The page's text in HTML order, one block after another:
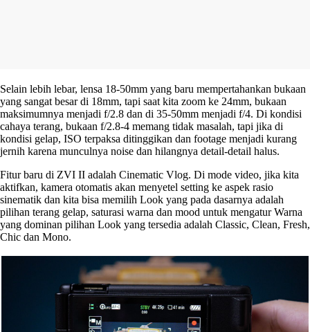
Selain lebih lebar, lensa 18-50mm yang baru mempertahankan bukaan
yang sangat besar di 18mm, tapi saat kita zoom ke 24mm, bukaan
maksimumnya menjadi f/2.8 dan di 35-50mm menjadi f/4. Di kondisi
cahaya terang, bukaan f/2.8-4 memang tidak masalah, tapi jika di
kondisi gelap, ISO terpaksa ditinggikan dan footage menjadi kurang
jernih karena munculnya noise dan hilangnya detail-detail halus.
Fitur baru di ZVI II adalah Cinematic Vlog. Di mode video, jika kita
aktifkan, kamera otomatis akan menyetel setting ke aspek rasio
sinematik dan kita bisa memilih Look yang pada dasarnya adalah
pilihan terang gelap, saturasi warna dan mood untuk mengatur Warna
yang dominan pilihan Look yang tersedia adalah Classic, Clean, Fresh,
Chic dan Mono.